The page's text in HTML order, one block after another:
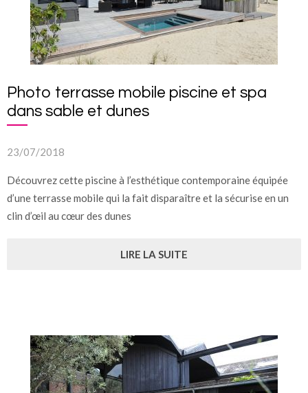
Photo terrasse mobile piscine et spa
dans sable et dunes
23/07/2018
Découvrez cette piscine à l’esthétique contemporaine équipée
d’une terrasse mobile qui la fait disparaître et la sécurise en un
clin d’œil au cœur des dunes
LIRE LA SUITE